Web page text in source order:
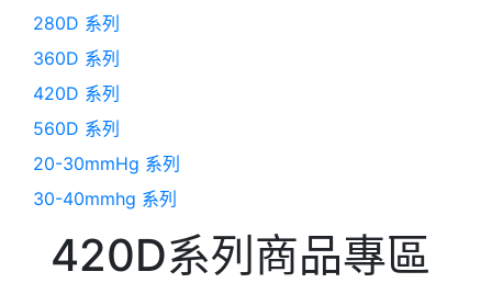
280D 系列
360D 系列
420D 系列
560D 系列
20-30mmHg 系列
30-40mmhg 系列
420D系列 商品專區